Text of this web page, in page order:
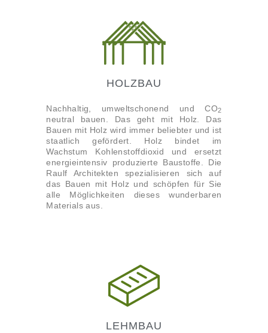
HOLZBAU
Nachhaltig, umweltschonend und CO2
neutral bauen. Das geht mit Holz. Das
Bauen mit Holz wird immer beliebter und ist
staatlich gefördert. Holz bindet im
Wachstum Kohlenstoffdioxid und ersetzt
energieintensiv produzierte Baustoffe. Die
Raulf Architekten spezialisieren sich auf
das Bauen mit Holz und schöpfen für Sie
alle Möglichkeiten dieses wunderbaren
Materials aus.
LEHMBAU